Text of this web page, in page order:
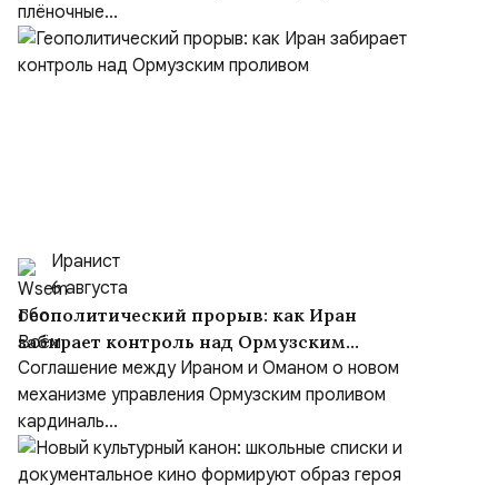
плёночные...
Иранист
6 августа
Геополитический прорыв: как Иран
забирает контроль над Ормузским
проливом
Соглашение между Ираном и Оманом о новом
механизме управления Ормузским проливом
кардиналь...